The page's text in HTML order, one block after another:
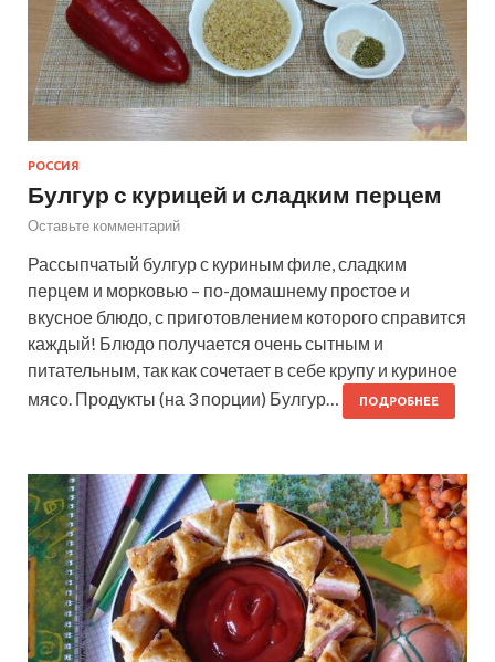
РОССИЯ
Булгур с курицей и сладким перцем
Оставьте комментарий
Рассыпчатый булгур с куриным филе, сладким
перцем и морковью – по-домашнему простое и
вкусное блюдо, с приготовлением которого справится
каждый! Блюдо получается очень сытным и
питательным, так как сочетает в себе крупу и куриное
мясо. Продукты (на 3 порции) Булгур…
ПОДРОБНЕЕ